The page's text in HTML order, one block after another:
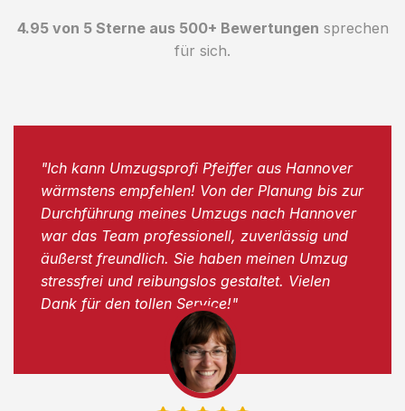
4.95 von 5 Sterne aus 500+ Bewertungen sprechen
für sich.
"Ich kann Umzugsprofi Pfeiffer aus Hannover
wärmstens empfehlen! Von der Planung bis zur
Durchführung meines Umzugs nach Hannover
war das Team professionell, zuverlässig und
äußerst freundlich. Sie haben meinen Umzug
stressfrei und reibungslos gestaltet. Vielen
Dank für den tollen Service!"